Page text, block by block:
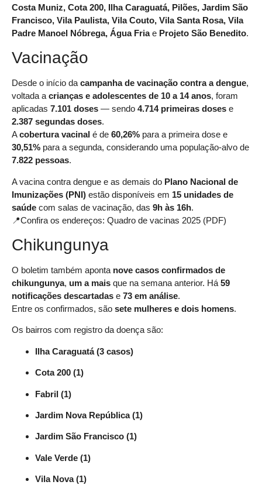
Costa Muniz, Cota 200, Ilha Caraguatá, Pilões, Jardim São
Francisco, Vila Paulista, Vila Couto, Vila Santa Rosa, Vila
Padre Manoel Nóbrega, Água Friae Projeto São Benedito.
Vacinação
Desde o início da campanha de vacinação contra a dengue,
voltada a crianças e adolescentes de 10 a 14 anos, foram
aplicadas 7.101 doses — sendo 4.714 primeiras doses e
2.387 segundas doses.
Acobertura vacinal é de 60,26% para a primeira dose e
30,51% para a segunda, considerando uma população-alvo de
7.822 pessoas.
A vacina contra dengue e as demais do Plano Nacional de
Imunizações (PNI) estão disponíveis em 15 unidades de
saúde com salas de vacinação, das 9h às 16h.
📍Confira os endereços: Quadro de vacinas 2025 (PDF)
Chikungunya
O boletim também aponta nove casos confirmados de
chikungunya, um a mais que na semana anterior. Há 59
notificações descartadas e 73 em análise.
Entre os confirmados, são sete mulheres e dois homens.
Os bairros com registro da doença são:
Ilha Caraguatá (3 casos)
Cota 200 (1)
Fabril (1)
Jardim Nova República (1)
Jardim São Francisco (1)
Vale Verde (1)
Vila Nova (1)